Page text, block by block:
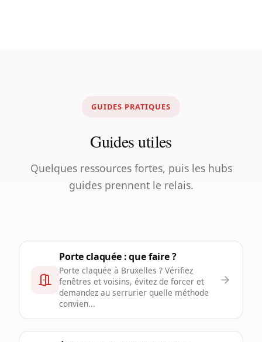
GUIDES PRATIQUES
Guides utiles
Quelques ressources fortes, puis les hubs
guides prennent le relais.
Porte claquée : que faire ?
Porte claquée à Bruxelles ? Vérifiez
fenêtres et voisins, évitez de forcer et
demandez au serrurier quelle méthode
convien...